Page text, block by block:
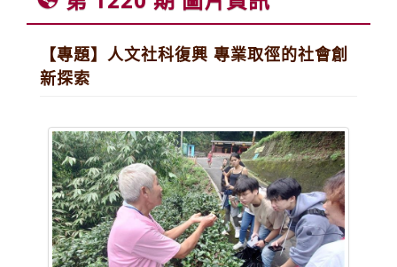
【專題】人文社科復興 專業取徑的社會創
新探索